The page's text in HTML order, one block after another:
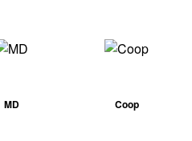
MD Coop